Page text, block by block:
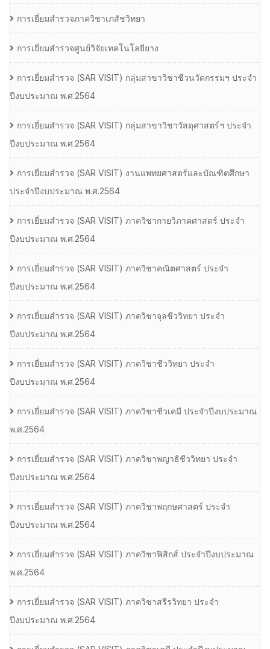
การเยี่ยมสำรวจภาควิชาเภสัชวิทยา
การเยี่ยมสำรวจศูนย์วิจัยเทคโนโลยียาง
การเยี่ยมสํารวจ (SAR VISIT) กลุ่มสาขาวิชาชีวนวัตกรรมฯ ประจํา
ปีงบประมาณ พ.ศ.2564
การเยี่ยมสํารวจ (SAR VISIT) กลุ่มสาขาวิชาวัสดุศาสตร์ฯ ประจํา
ปีงบประมาณ พ.ศ.2564
การเยี่ยมสํารวจ (SAR VISIT) งานแพทยศาสตร์และบัณฑิตศึกษา
ประจําปีงบประมาณ พ.ศ.2564
การเยี่ยมสํารวจ (SAR VISIT) ภาควิชากายวิภาคศาสตร์ ประจํา
ปีงบประมาณ พ.ศ.2564
การเยี่ยมสํารวจ (SAR VISIT) ภาควิชาคณิตศาสตร์ ประจํา
ปีงบประมาณ พ.ศ.2564
การเยี่ยมสํารวจ (SAR VISIT) ภาควิชาจุลชีววิทยา ประจํา
ปีงบประมาณ พ.ศ.2564
การเยี่ยมสํารวจ (SAR VISIT) ภาควิชาชีววิทยา ประจํา
ปีงบประมาณ พ.ศ.2564
การเยี่ยมสํารวจ (SAR VISIT) ภาควิชาชีวเคมี ประจําปีงบประมาณ
พ.ศ.2564
การเยี่ยมสํารวจ (SAR VISIT) ภาควิชาพญาธิชีววิทยา ประจํา
ปีงบประมาณ พ.ศ.2564
การเยี่ยมสํารวจ (SAR VISIT) ภาควิชาพฤกษศาสตร์ ประจํา
ปีงบประมาณ พ.ศ.2564
การเยี่ยมสํารวจ (SAR VISIT) ภาควิชาฟิสิกส์ ประจําปีงบประมาณ
พ.ศ.2564
การเยี่ยมสํารวจ (SAR VISIT) ภาควิชาสรีรวิทยา ประจํา
ปีงบประมาณ พ.ศ.2564